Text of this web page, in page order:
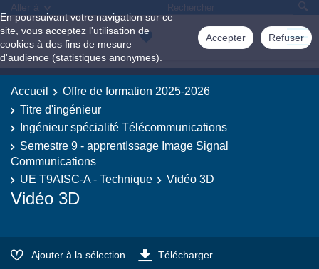
En poursuivant votre navigation sur ce
site, vous acceptez l'utilisation de
cookies à des fins de mesure
d'audience (statistiques anonymes).
Accepter Refuser
Aller à
Accueil
Offre de formation 2025-2026
Titre d'ingénieur
Ingénieur spécialité Télécommunications
Semestre 9 - apprentIssage Image Signal
Communications
UE T9AISC-A - Technique
Vidéo 3D
Vidéo 3D
Ajouter à la sélection Télécharger